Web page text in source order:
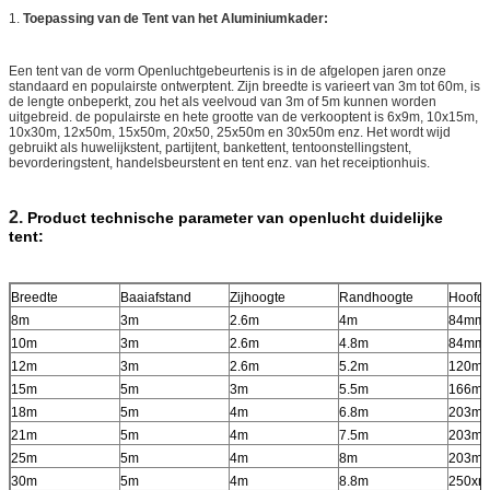
1. Toepassing van de Tent van het Aluminiumkader:
Een tent van de vorm Openluchtgebeurtenis is in de afgelopen jaren onze
standaard en populairste ontwerptent. Zijn breedte is varieert van 3m tot 60m, is
de lengte onbeperkt, zou het als veelvoud van 3m of 5m kunnen worden
uitgebreid. de populairste en hete grootte van de verkooptent is 6x9m, 10x15m,
10x30m, 12x50m, 15x50m, 20x50, 25x50m en 30x50m enz. Het wordt wijd
gebruikt als huwelijkstent, partijtent, bankettent, tentoonstellingstent,
bevorderingstent, handelsbeurstent en tent enz. van het receiptionhuis.
2. Product technische parameter van openlucht duidelijke
tent:
Breedte Baaiafstand Zijhoogte Randhoogte
8m
3m 2.6m 4m
10m
3m 2.6m 4.8m
12m
3m 2.6m 5.2m
15m
5m 3m 5.5m
18m
5m 4m 6.8m
21m
5m 4m 7.5m
25m
5m 4m 8m
30m
5m 4m 8.8m